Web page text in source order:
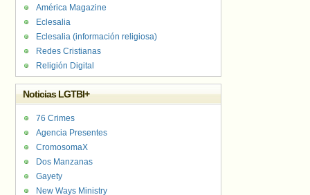
América Magazine
Eclesalia
Eclesalia (información religiosa)
Redes Cristianas
Religión Digital
Noticias LGTBI+
76 Crimes
Agencia Presentes
CromosomaX
Dos Manzanas
Gayety
New Ways Ministry